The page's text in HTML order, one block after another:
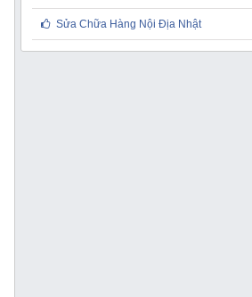
Sửa Chữa Hàng Nội Địa Nhật